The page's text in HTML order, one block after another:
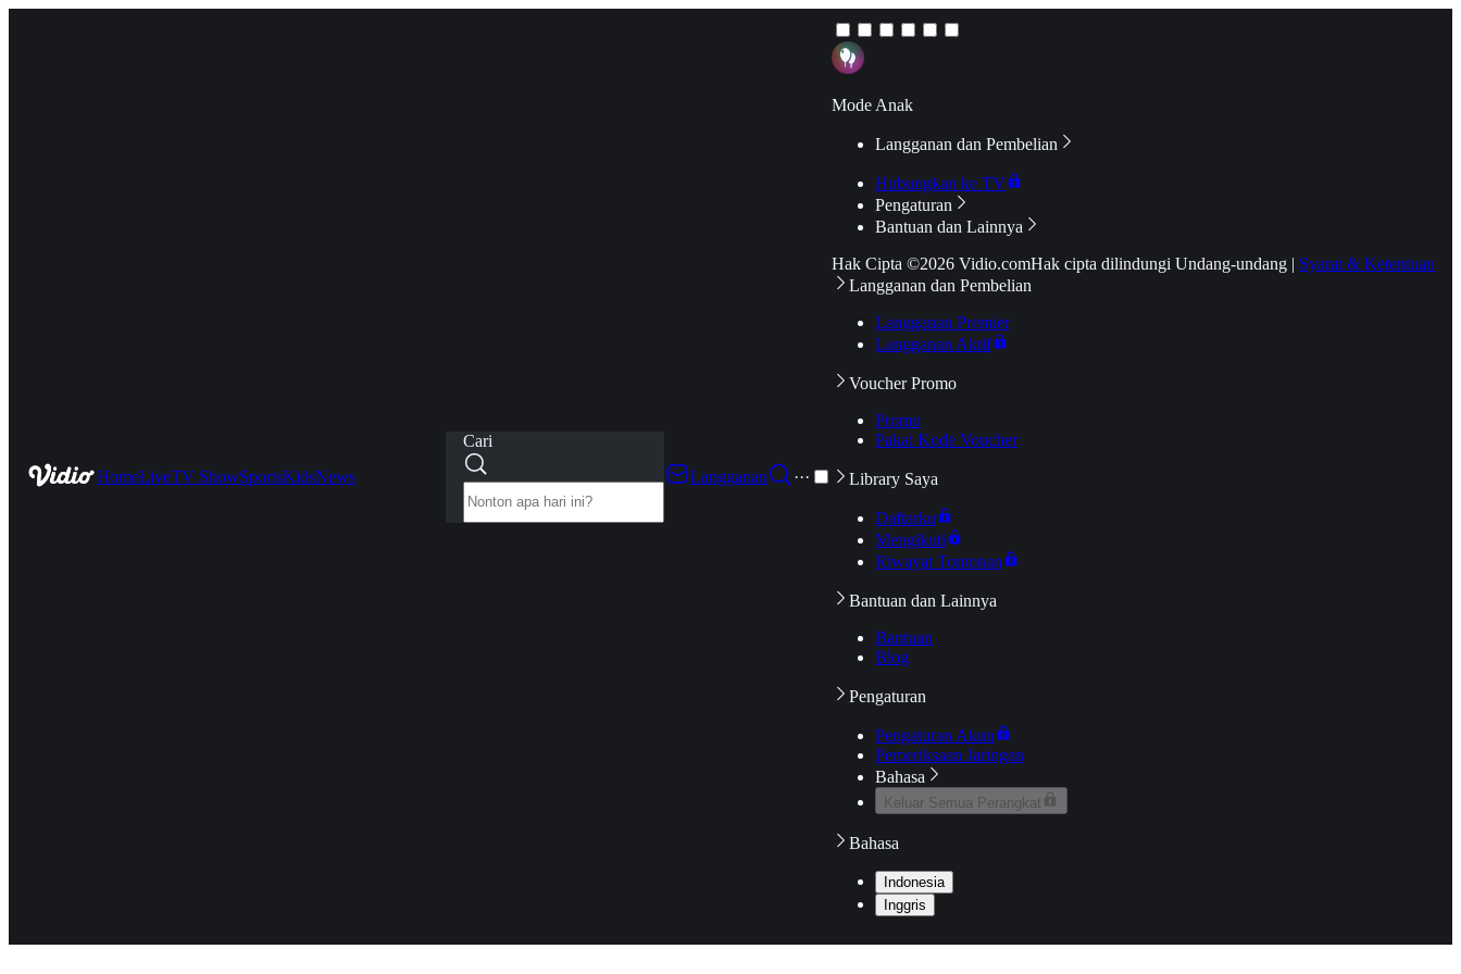
HomeLiveTV ShowSportsKidsNews
Cari
Langganan
···
Mode Anak
Langganan dan Pembelian
Hubungkan ke TV
Pengaturan
Bantuan dan Lainnya
Hak Cipta ©2026 Vidio.comHak cipta dilindungi Undang-undang | Syarat & Ketentuan
Langganan dan Pembelian
Langganan Premier
Langganan Aktif
Voucher Promo
Promo
Pakai Kode Voucher
Library Saya
Daftarku
Mengikuti
Riwayat Tontonan
Bantuan dan Lainnya
Bantuan
Blog
Pengaturan
Pengaturan Akun
Pemeriksaan Jaringan
Bahasa
Keluar Semua Perangkat
Bahasa
Indonesia
Inggris